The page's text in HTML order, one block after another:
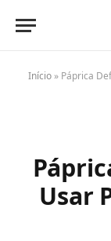
Início» Páprica
Usar